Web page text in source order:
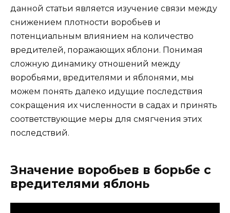
данной статьи является изучение связи между
снижением плотности воробьев и
потенциальным влиянием на количество
вредителей, поражающих яблони. Понимая
сложную динамику отношений между
воробьями, вредителями и яблонями, мы
можем понять далеко идущие последствия
сокращения их численности в садах и принять
соответствующие меры для смягчения этих
последствий.
Значение воробьев в борьбе с
вредителями яблонь